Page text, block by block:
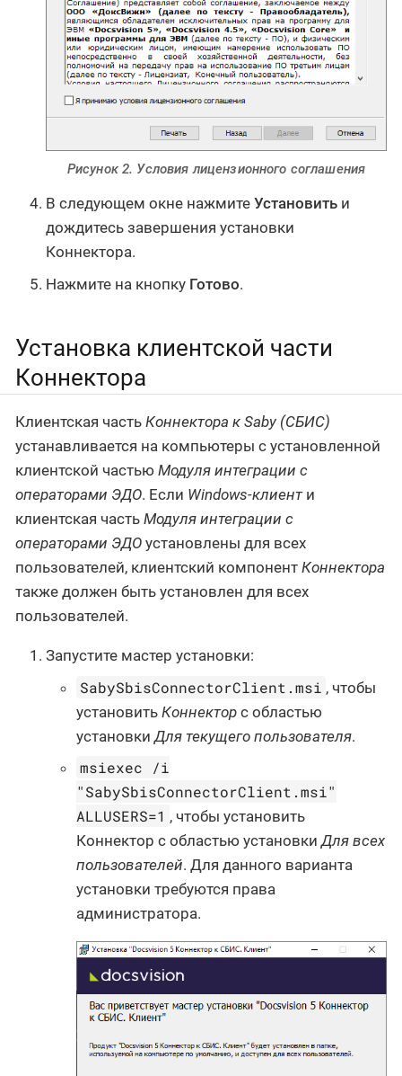
Рисунок 2. Условия лицензионного соглашения
В следующем окне нажмите Установить и
дождитесь завершения установки
Коннектора.
Нажмите на кнопку Готово.
Установка клиентской части
Коннектора
Клиентская часть Коннектора к Saby (СБИС)
устанавливается на компьютеры с установленной
клиентской частью Модуля интеграции с
операторами ЭДО. Если Windows-клиенти
клиентская часть Модуля интеграции с
операторами ЭДО установлены для всех
пользователей, клиентский компонент Коннектора
также должен быть установлен для всех
пользователей.
Запустите мастер установки:
SabySbisConnectorClient.msi , чтобы
установить Коннектор с областью
установки Для текущего пользователя.
msiexec /i
"SabySbisConnectorClient.msi"
ALLUSERS=1 , чтобы установить
Коннектор с областью установкиДля всех
пользователей. Для данного варианта
установки требуются права
администратора.